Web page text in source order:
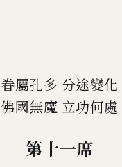
眷屬孔多 分途變化
佛國無魔 立功何處
第十一席